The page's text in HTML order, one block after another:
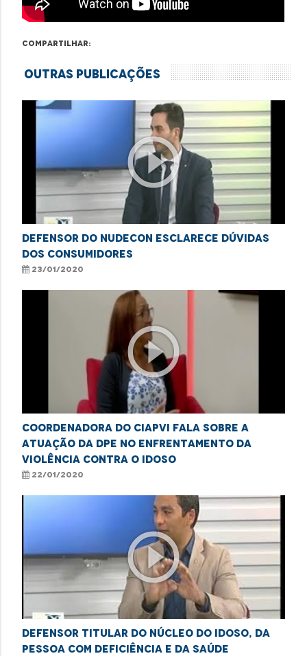
Compartilhar:
Outras Publicações
play_circle_outline
Defensor do Nudecon esclarece dúvidas
dos consumidores
23/01/2020
play_circle_outline
Coordenadora do Ciapvi fala sobre a
atuação da DPE no enfrentamento da
violência contra o idoso
22/01/2020
play_circle_outline
Defensor titular do Núcleo do Idoso, da
Pessoa com Deficiência e da Saúde